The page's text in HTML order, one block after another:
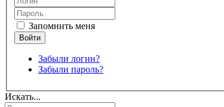
Запомнить меня
Забыли логин?
Забыли пароль?
Искать...